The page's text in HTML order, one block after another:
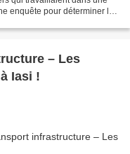
enquête pour déterminer les
– Les
Iasi !